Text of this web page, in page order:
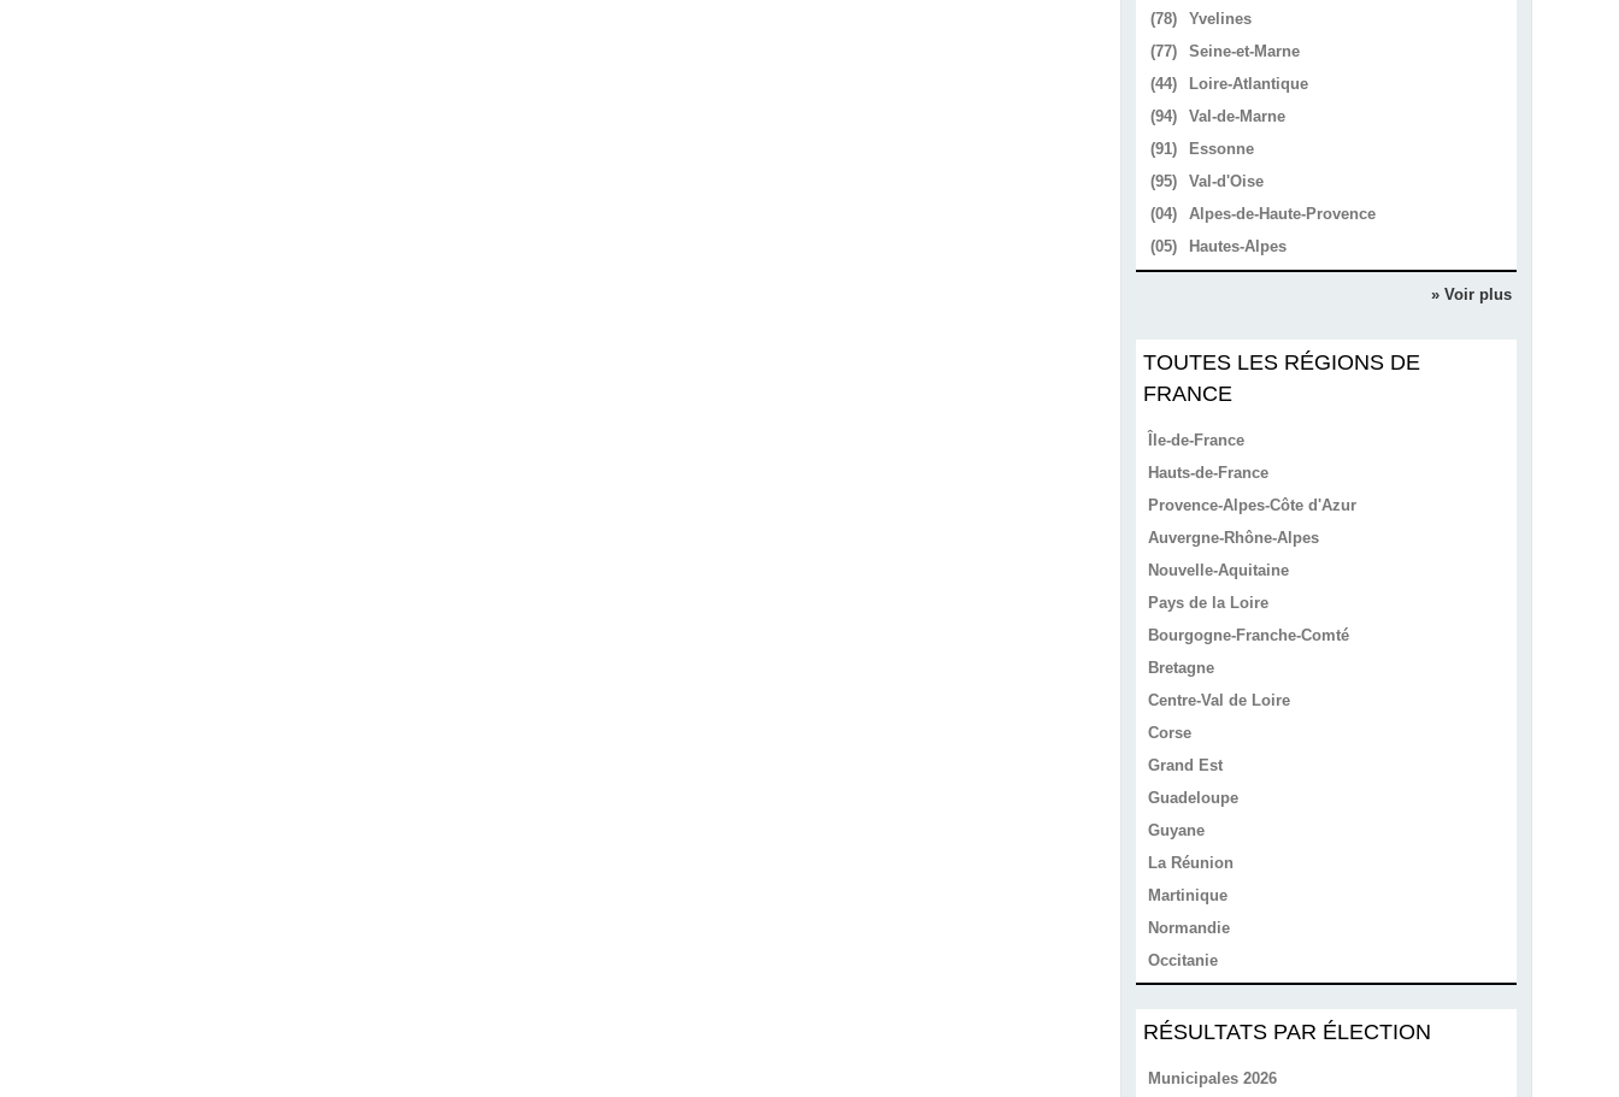
(78)
Yvelines
(77)
Seine-et-Marne
(44)
Loire-Atlantique
(94)
Val-de-Marne
(91)
Essonne
(95)
Val-d'Oise
(04)
Alpes-de-Haute-Provence
(05)
Hautes-Alpes
» Voir plus
TOUTES LES RÉGIONS DE
FRANCE
Île-de-France
Hauts-de-France
Provence-Alpes-Côte d'Azur
Auvergne-Rhône-Alpes
Nouvelle-Aquitaine
Pays de la Loire
Bourgogne-Franche-Comté
Bretagne
Centre-Val de Loire
Corse
Grand Est
Guadeloupe
Guyane
La Réunion
Martinique
Normandie
Occitanie
RÉSULTATS PAR ÉLECTION
Municipales 2026